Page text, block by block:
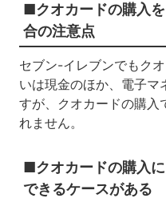
■クオカードの購入
合の注意点
セブン-イレブンでもク
いは現金のほか、電子マ
すが、クオカードの購入
れません。
■クオカードの購入
できるケースがある